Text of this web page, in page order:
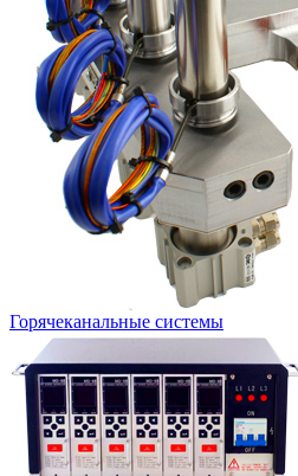
Горячеканальные системы